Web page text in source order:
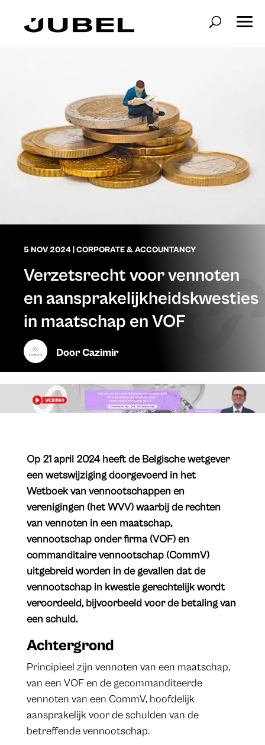
5 NOV 2024 CORPORATE & ACCOUNTANCY
Verzetsrecht voor vennoten
en aansprakelijkheidskwesties
in maatschap en VOF
DoorCazimir
Op 21 april 2024 heeft de Belgische wetgever
een wetswijziging doorgevoerd in het
Wetboek van vennootschappen en
verenigingen (het WVV) waarbij de rechten
van vennoten in een maatschap,
vennootschap onder firma (VOF) en
commanditaire vennootschap (CommV)
uitgebreid worden in de gevallen dat de
vennootschap in kwestie gerechtelijk wordt
veroordeeld, bijvoorbeeld voor de betaling van
een schuld.
Achtergrond
Principieel zijn vennoten van een maatschap,
van een VOF en de gecommanditeerde
vennoten van een CommV, hoofdelijk
aansprakelijk voor de schulden van de
betreffende vennootschap.